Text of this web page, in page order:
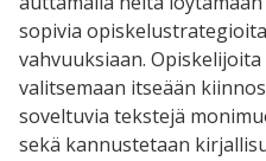
sopivia
vahvuuksiaan.
valitsemaan itseään
soveltuvia tekstejä
sekä kannustetaan